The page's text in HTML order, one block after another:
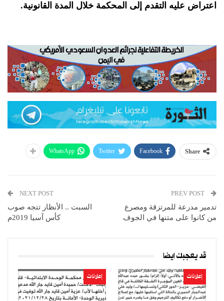
اعتراض عليه التقدم إلى المحكمة خلال المدة القانونية.
Share
Facebook
Twitter
WhatsApp
تدمير مدرعة للمرتزقة ومصرع
من كانوا على متنها في الجوف
NEXT POST
السبت .. الأنظار تتجه صوب
كأس آسيا 2019م
قد يعجبك ايضا
إعلانات إعلانات